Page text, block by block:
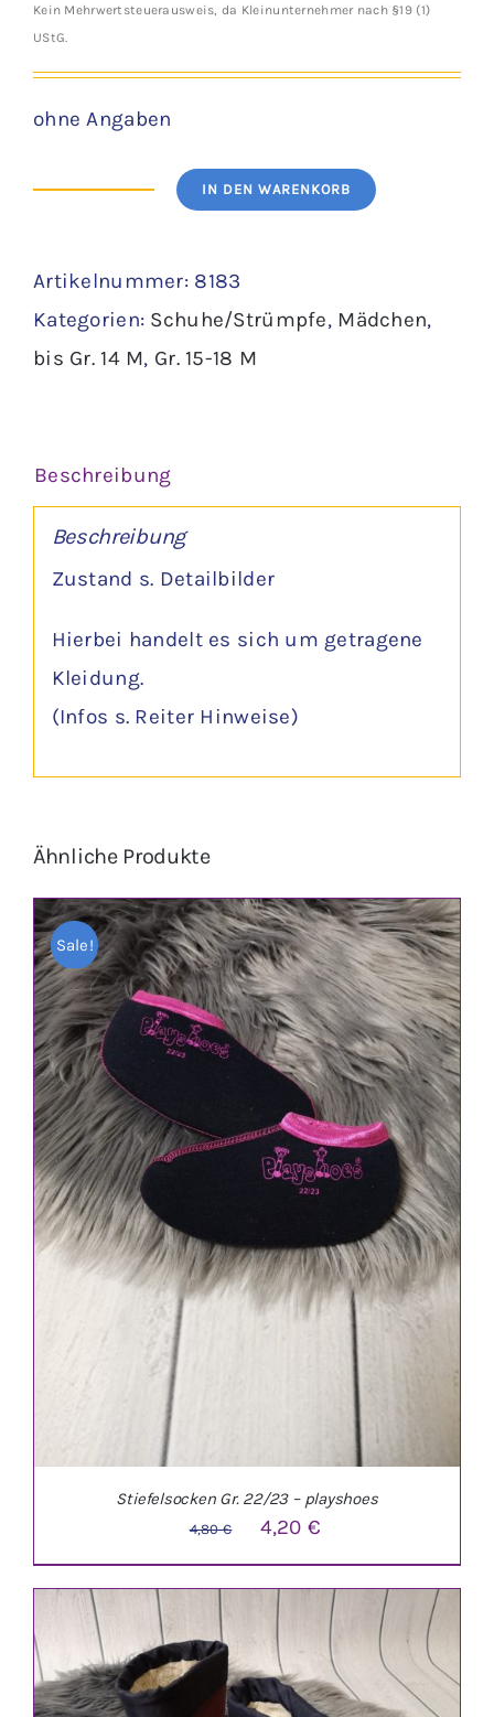
Kein Mehrwertsteuerausweis, da Kleinunternehmer nach §19 (1)
UStG.
ohne Angaben
Socken
Gr.
50/56
IN DEN WARENKORB
Artikelnummer: 8183
Kategorien: Schuhe/Strümpfe, Mädchen,
bis Gr. 14 M, Gr. 15-18 M
Beschreibung
Beschreibung
Zustand s. Detailbilder
Hierbei handelt es sich um getragene
Kleidung.
(Infos s. Reiter Hinweise)
Ähnliche Produkte
Sale!
Stiefelsocken Gr. 22/23 – playshoes
4,80€
Ursprünglicher
Preis
war:
4,80 €
4,20€
Preis
ist:
4,20 €.